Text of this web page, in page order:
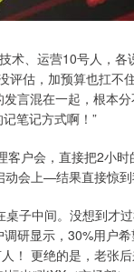
术、运营10号人，各
评估，加预算也扛不
言混在一起，根本分
笔记方式啊！”
客户会，直接把2小
会上—结果直接惊到
子中间。没想到才
研显示，30%用户希
！ 更绝的是，老张
14311.01